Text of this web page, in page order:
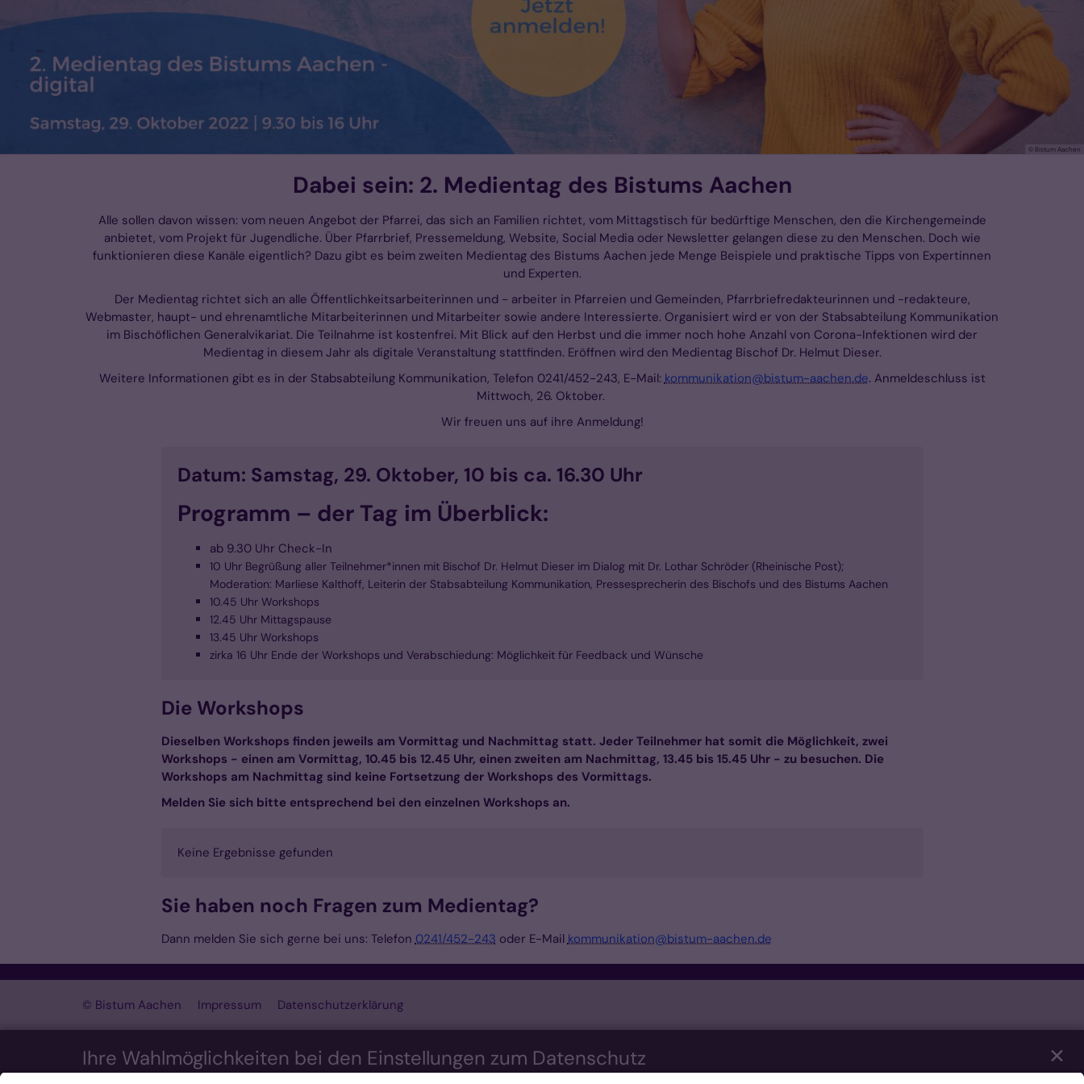
Ihre Wahlmöglichkeiten bei den Einstellungen zum Datenschutz ✕
© Bistum Aachen
Dabei sein: 2. Medientag des Bistums Aachen
Alle sollen davon wissen: vom neuen Angebot der Pfarrei, das sich an Familien richtet, vom Mittagstisch für bedürftige Menschen, den die Kirchengemeinde
anbietet, vom Projekt für Jugendliche. Über Pfarrbrief, Pressemeldung, Website, Social Media oder Newsletter gelangen diese zu den Menschen. Doch wie
funktionieren diese Kanäle eigentlich? Dazu gibt es beim zweiten Medientag des Bistums Aachen jede Menge Beispiele und praktische Tipps von Expertinnen
und Experten.
Der Medientag richtet sich an alle Öffentlichkeitsarbeiterinnen und - arbeiter in Pfarreien und Gemeinden, Pfarrbriefredakteurinnen und -redakteure,
Webmaster, haupt- und ehrenamtliche Mitarbeiterinnen und Mitarbeiter sowie andere Interessierte. Organisiert wird er von der Stabsabteilung Kommunikation
im Bischöflichen Generalvikariat. Die Teilnahme ist kostenfrei. Mit Blick auf den Herbst und die immer noch hohe Anzahl von Corona-Infektionen wird der
Medientag in diesem Jahr als digitale Veranstaltung stattfinden. Eröffnen wird den Medientag Bischof Dr. Helmut Dieser.
Weitere Informationen gibt es in der Stabsabteilung Kommunikation, Telefon 0241/452-243, E-Mail: kommunikation@bistum-aachen.de. Anmeldeschluss ist
Mittwoch, 26. Oktober.
Wir freuen uns auf ihre Anmeldung!
Datum: Samstag, 29. Oktober, 10 bis ca. 16.30 Uhr
Programm – der Tag im Überblick:
ab 9.30 Uhr Check-In
10 Uhr Begrüßung aller Teilnehmer*innen mit Bischof Dr. Helmut Dieser im Dialog mit Dr. Lothar Schröder (Rheinische Post);
Moderation: Marliese Kalthoff, Leiterin der Stabsabteilung Kommunikation, Pressesprecherin des Bischofs und des Bistums Aachen
10.45 Uhr Workshops
12.45 Uhr Mittagspause
13.45 Uhr Workshops
zirka 16 Uhr Ende der Workshops und Verabschiedung: Möglichkeit für Feedback und Wünsche
Die Workshops
Dieselben Workshops finden jeweils am Vormittag und Nachmittag statt. Jeder Teilnehmer hat somit die Möglichkeit, zwei
Workshops - einen am Vormittag, 10.45 bis 12.45 Uhr, einen zweiten am Nachmittag, 13.45 bis 15.45 Uhr - zu besuchen. Die
Workshops am Nachmittag sind keine Fortsetzung der Workshops des Vormittags.
Melden Sie sich bitte entsprechend bei den einzelnen Workshops an.
Keine Ergebnisse gefunden
Sie haben noch Fragen zum Medientag?
Dann melden Sie sich gerne bei uns: Telefon 0241/452-243 oder E-Mail kommunikation@bistum-aachen.de
© Bistum Aachen Impressum Datenschutzerklärung